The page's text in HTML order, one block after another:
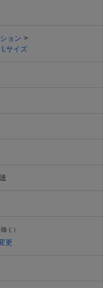
ョン
Lサイズ
く）
更